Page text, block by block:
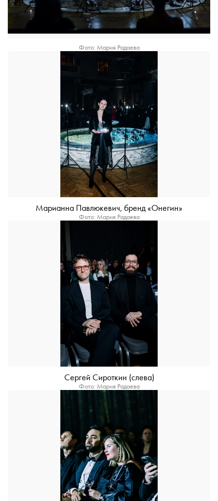
Фото: Мария Радаева
Марианна Павлюкевич, бренд «Онегин»
Фото: Мария Радаева
Сергей Сироткин (слева)
Фото: Мария Радаева